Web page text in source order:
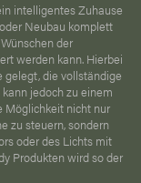
intelligentes Zuhause
Neubau komplett
der
werden kann. Hierbei
gelegt, die vollständige
jedoch zu einem
Möglichkeit nicht nur
zu steuern, sondern
oder des Lichts mit
Produkten wird so der